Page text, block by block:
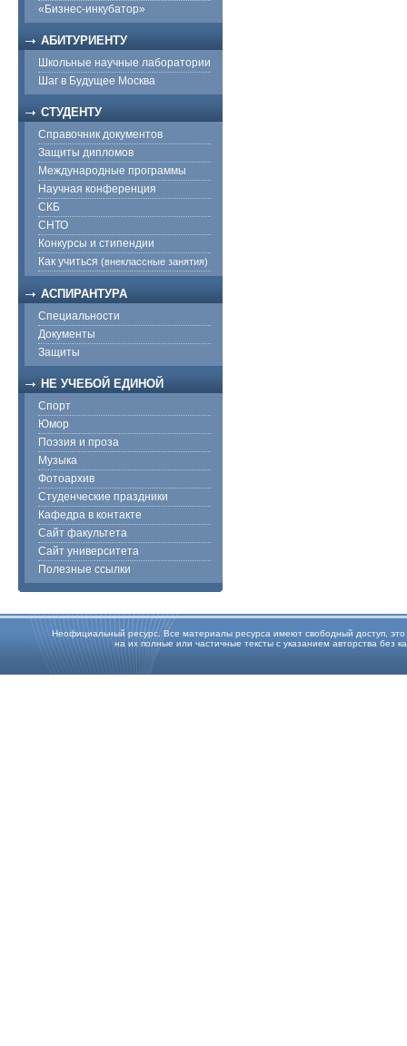
«Бизнес-инкубатор»
АБИТУРИЕНТУ
Школьные научные лаборатории
Шаг в Будущее Москва
СТУДЕНТУ
Справочник документов
Защиты дипломов
Международные программы
Научная конференция
СКБ
СНТО
Конкурсы и стипендии
Как учиться (внеклассные занятия)
АСПИРАНТУРА
Специальности
Документы
Защиты
НЕ УЧЕБОЙ ЕДИНОЙ
Спорт
Юмор
Поэзия и проза
Музыка
Фотоархив
Студенческие праздники
Кафедра в контакте
Сайт факультета
Сайт университета
Полезные ссылки
Неофициальный ресурс. Все материалы ресурса имеют свободный доступ, это
на их полные или частичные тексты с указанием авторства без